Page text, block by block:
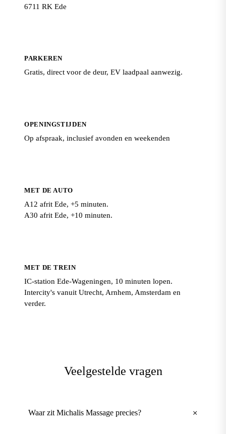
6711 RK Ede
PARKEREN
Gratis, direct voor de deur, EV laadpaal aanwezig.
OPENINGSTIJDEN
Op afspraak, inclusief avonden en weekenden
MET DE AUTO
A12 afrit Ede, +5 minuten.
A30 afrit Ede, +10 minuten.
MET DE TREIN
IC-station Ede-Wageningen, 10 minuten lopen.
Intercity's vanuit Utrecht, Arnhem, Amsterdam en
verder.
Veelgestelde vragen
Waar zit Michalis Massage precies? +